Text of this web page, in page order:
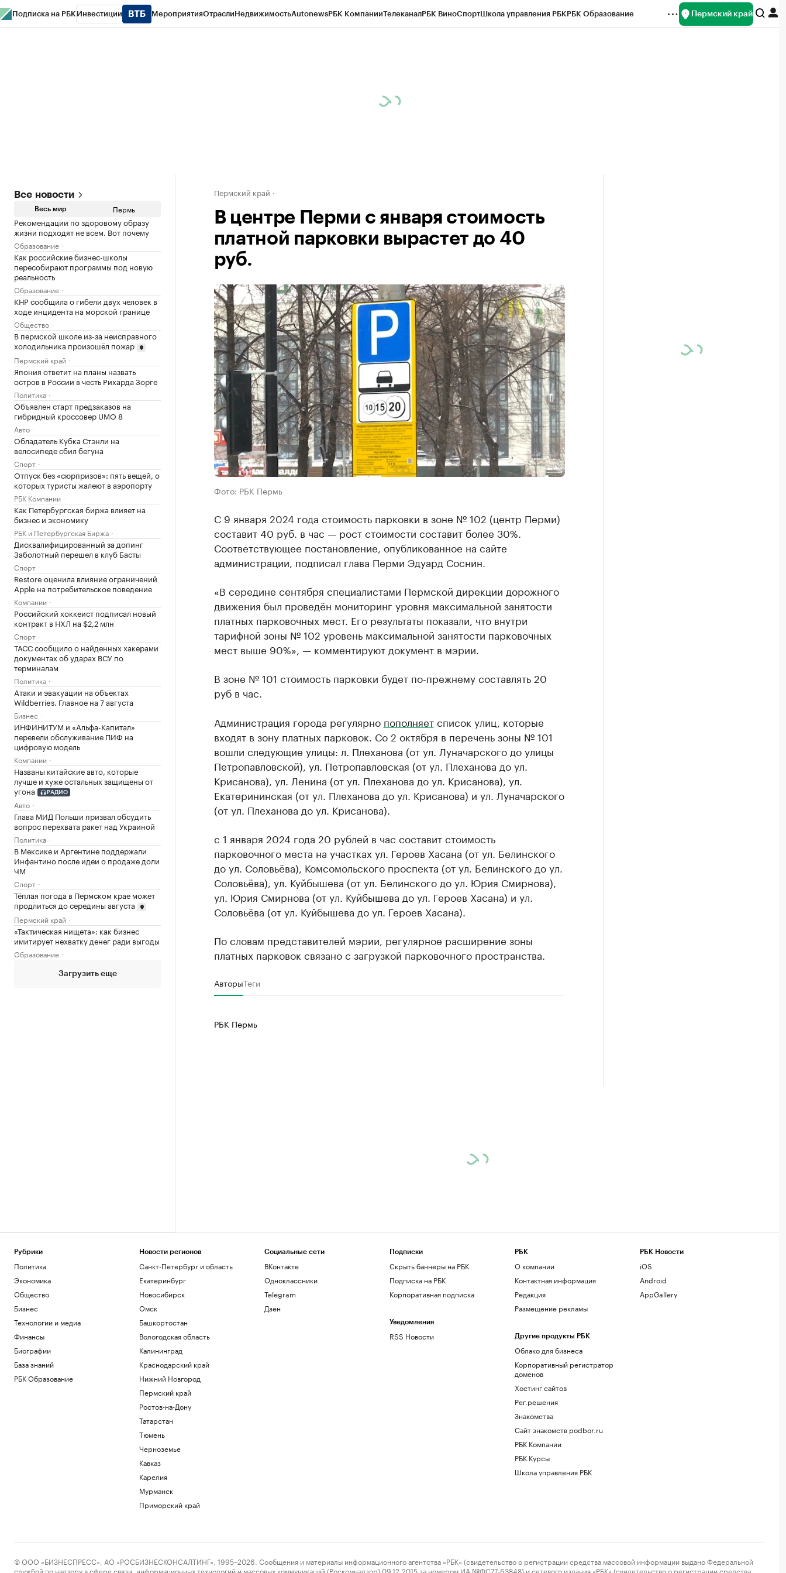
Подписка на РБК Инвестиции МероприятияОтраслиНедвижимостьAutonewsРБК КомпанииТелеканалРБК ВиноСпортШкола управления РБКРБК Образование Пермский край
Все новости
Весь мир Пермь
Рекомендации по здоровому образу
жизни подходят не всем. Вот почему
Образование
Как российские бизнес-школы
пересобирают программы под новую
реальность
Образование
КНР сообщила о гибели двух человек в
ходе инцидента на морской границе
Общество
В пермской школе из-за неисправного
холодильника произошёл пожар
Пермский край
Япония ответит на планы назвать
остров в России в честь Рихарда Зорге
Политика
Объявлен старт предзаказов на
гибридный кроссовер UMO 8
Авто
Обладатель Кубка Стэнли на
велосипеде сбил бегуна
Спорт
Отпуск без «сюрпризов»: пять вещей, о
которых туристы жалеют в аэропорту
РБК Компании
Как Петербургская биржа влияет на
бизнес и экономику
РБК и Петербургская Биржа
Дисквалифицированный за допинг
Заболотный перешел в клуб Басты
Спорт
Restore оценила влияние ограничений
Apple на потребительское поведение
Компании
Российский хоккеист подписал новый
контракт в НХЛ на $2,2 млн
Спорт
ТАСС сообщило о найденных хакерами
документах об ударах ВСУ по
терминалам
Политика
Атаки и эвакуации на объектах
Wildberries. Главное на 7 августа
Бизнес
ИНФИНИТУМ и «Альфа-Капитал»
перевели обслуживание ПИФ на
цифровую модель
Компании
Названы китайские авто, которые
лучше и хуже остальных защищены от
угона
РАДИО
Авто
Глава МИД Польши призвал обсудить
вопрос перехвата ракет над Украиной
Политика
В Мексике и Аргентине поддержали
Инфантино после идеи о продаже доли
ЧМ
Спорт
Тёплая погода в Пермском крае может
продлиться до середины августа
Пермский край
«Тактическая нищета»: как бизнес
имитирует нехватку денег ради выгоды
Образование
Загрузить еще
Пермский край
В центре Перми с января стоимость
платной парковки вырастет до 40
руб.
Фото: РБК Пермь
С 9 января 2024 года стоимость парковки в зоне № 102 (центр Перми)
составит 40 руб. в час — рост стоимости составит более 30%.
Соответствующее постановление, опубликованное на сайте
администрации, подписал глава Перми Эдуард Соснин.
«В середине сентября специалистами Пермской дирекции дорожного
движения был проведён мониторинг уровня максимальной занятости
платных парковочных мест. Его результаты показали, что внутри
тарифной зоны № 102 уровень максимальной занятости парковочных
мест выше 90%», — комментируют документ в мэрии.
В зоне № 101 стоимость парковки будет по-прежнему составлять 20
руб в час.
Администрация города регулярно пополняетсписок улиц, которые
входят в зону платных парковок. Со 2 октября в перечень зоны № 101
вошли следующие улицы: л. Плеханова (от ул. Луначарского до улицы
Петропавловской), ул. Петропавловская (от ул. Плеханова до ул.
Крисанова), ул. Ленина (от ул. Плеханова до ул. Крисанова), ул.
Екатерининская (от ул. Плеханова до ул. Крисанова) и ул. Луначарского
(от ул. Плеханова до ул. Крисанова).
с 1 января 2024 года 20 рублей в час составит стоимость
парковочного места на участках ул. Героев Хасана (от ул. Белинского
до ул. Соловьёва), Комсомольского проспекта (от ул. Белинского до ул.
Соловьёва), ул. Куйбышева (от ул. Белинского до ул. Юрия Смирнова),
ул. Юрия Смирнова (от ул. Куйбышева до ул. Героев Хасана) и ул.
Соловьёва (от ул. Куйбышева до ул. Героев Хасана).
По словам представителей мэрии, регулярное расширение зоны
платных парковок связано с загрузкой парковочного пространства.
АвторыТеги
РБК Пермь
Рубрики
Политика
Экономика
Общество
Бизнес
Технологии и медиа
Финансы
Биографии
База знаний
РБК Образование
Новости регионов
Санкт-Петербург и область
Екатеринбург
Новосибирск
Омск
Башкортостан
Вологодская область
Калининград
Краснодарский край
Нижний Новгород
Пермский край
Ростов-на-Дону
Татарстан
Тюмень
Черноземье
Кавказ
Карелия
Мурманск
Приморский край
Социальные сети
ВКонтакте
Одноклассники
Telegram
Дзен
Подписки
Скрыть баннеры на РБК
Подписка на РБК
Корпоративная подписка
Уведомления
RSS Новости
РБК
О компании
Контактная информация
Редакция
Размещение рекламы
Другие продукты РБК
Облако для бизнеса
Корпоративный регистратор
доменов
Хостинг сайтов
Рег.решения
Знакомства
Сайт знакомств podbor.ru
РБК Компании
РБК Курсы
Школа управления РБК
РБК Новости
iOS
Android
AppGallery
© ООО «БИЗНЕСПРЕСС», АО «РОСБИЗНЕСКОНСАЛТИНГ», 1995–2026. Сообщения и материалы информационного агентства «РБК» (свидетельство о регистрации средства массовой информации выдано Федеральной
службой по надзору в сфере связи, информационных технологий и массовых коммуникаций (Роскомнадзор) 09.12.2015 за номером ИА №ФС77-63848) и сетевого издания «РБК» (свидетельство о регистрации средства